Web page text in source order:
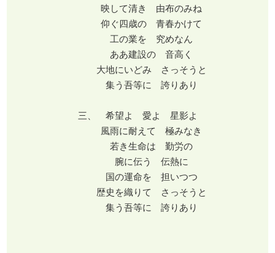
映して清き 由布のみね
仰ぐ四歳の 青春かけて
工の業を 究めなん
ああ建設の 音高く
大地にいどみ さっそうと
集う吾等に 誇りあり
三、 希望よ 愛よ 星影よ
風雨に耐えて 極みなき
若き生命は 勤労の
腕に伝う 伝熱に
国の運命を 担いつつ
歴史を織りて さっそうと
集う吾等に 誇りあり